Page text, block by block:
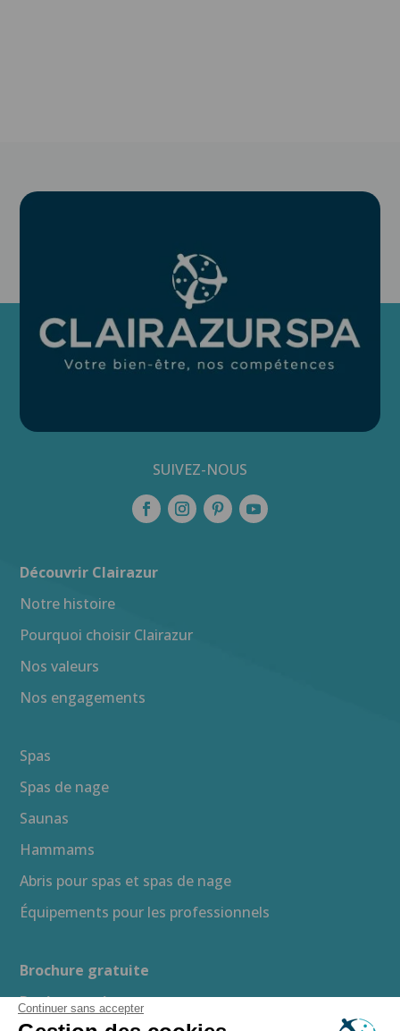
Continuer sans accepter
SUIVEZ-NOUS
Découvrir Clairazur
Notre histoire
Pourquoi choisir Clairazur
Nos valeurs
Nos engagements
Spas
Spas de nage
Saunas
Hammams
Abris pour spas et spas de nage
Équipements pour les professionnels
Brochure gratuite
Devis gratuit